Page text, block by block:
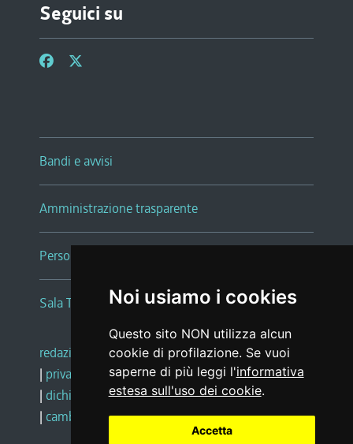
Noi usiamo i cookies
Questo sito NON utilizza alcun
cookie di profilazione. Se vuoi
saperne di più leggi l'informativa
estesa sull'uso dei cookie.
Accetta
Seguici su
Bandi e avvisi
Amministrazione trasparente
Persone e Uffici
Sala Tiziano Tessitori
redazione web |note legali |glossario
| privacy
social media policy
| dichiarazione di accessibilità |feedback
| cambio preferenze cookie